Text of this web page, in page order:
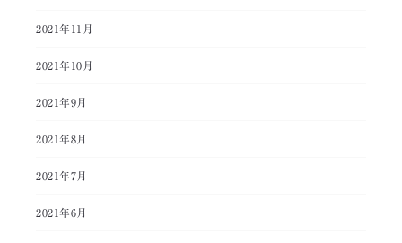
2021年11月
2021年10月
2021年9月
2021年8月
2021年7月
2021年6月